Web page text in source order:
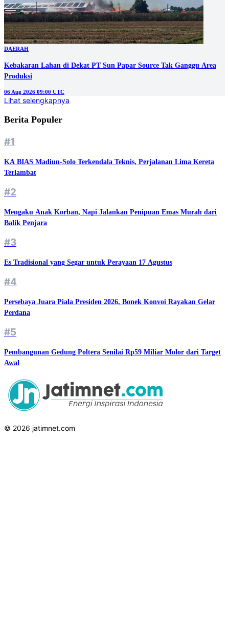
DAERAH
Kebakaran Lahan di Dekat PT Sun Papar Source Tak Ganggu Area
Produksi
06 Aug 2026 09:00 UTC
Lihat selengkapnya
Berita Populer
#1
KA BIAS Madiun-Solo Terkendala Teknis, Perjalanan Lima Kereta
Terlambat
#2
Mengaku Anak Korban, Napi Jalankan Penipuan Emas Murah dari
Balik Penjara
#3
Es Tradisional yang Segar untuk Perayaan 17 Agustus
#4
Persebaya Juara Piala Presiden 2026, Bonek Konvoi Rayakan Gelar
Perdana
#5
Pembangunan Gedung Poltera Senilai Rp59 Miliar Molor dari Target
Awal
© 2026 jatimnet.com